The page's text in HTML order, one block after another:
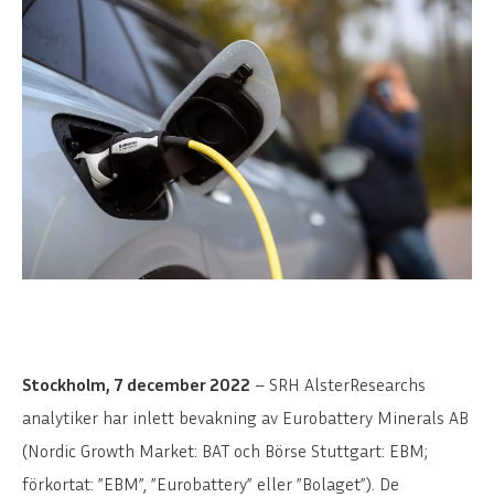
Stockholm, 7 december 2022 – SRH AlsterResearchs
analytiker har inlett bevakning av Eurobattery Minerals AB
(Nordic Growth Market: BAT och Börse Stuttgart: EBM;
förkortat: ”EBM”, ”Eurobattery” eller ”Bolaget”). De